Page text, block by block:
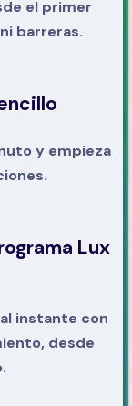
el primer
barreras.
y empieza
Lux
instante con
desde